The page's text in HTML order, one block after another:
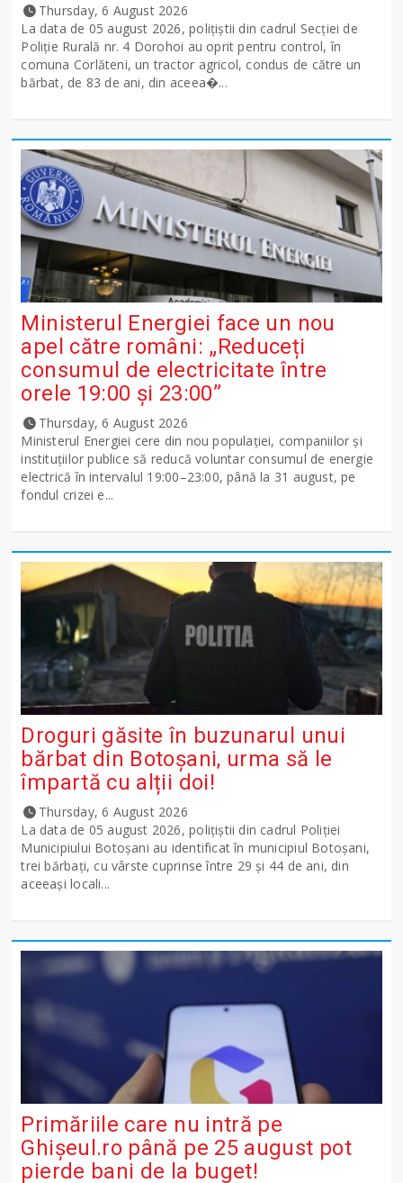
Thursday, 6 August 2026
La data de 05 august 2026, polițiștii din cadrul Secției de
Poliție Rurală nr. 4 Dorohoi au oprit pentru control, în
comuna Corlăteni, un tractor agricol, condus de către un
bărbat, de 83 de ani, din aceea�...
Ministerul Energiei face un nou
apel către români: „Reduceți
consumul de electricitate între
orele 19:00 și 23:00”
Thursday, 6 August 2026
Ministerul Energiei cere din nou populației, companiilor și
instituțiilor publice să reducă voluntar consumul de energie
electrică în intervalul 19:00–23:00, până la 31 august, pe
fondul crizei e...
Droguri găsite în buzunarul unui
bărbat din Botoșani, urma să le
împartă cu alții doi!
Thursday, 6 August 2026
La data de 05 august 2026, polițiștii din cadrul Poliției
Municipiului Botoșani au identificat în municipiul Botoșani,
trei bărbați, cu vârste cuprinse între 29 și 44 de ani, din
aceeași locali...
Primăriile care nu intră pe
Ghişeul.ro până pe 25 august pot
pierde bani de la buget!